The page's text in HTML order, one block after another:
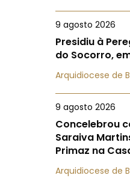
9 agosto 2026
Presidiu à
do Socorro,
Arquidiocese de
9 agosto 2026
Concelebrou
Saraiva
Primaz na
Arquidiocese de